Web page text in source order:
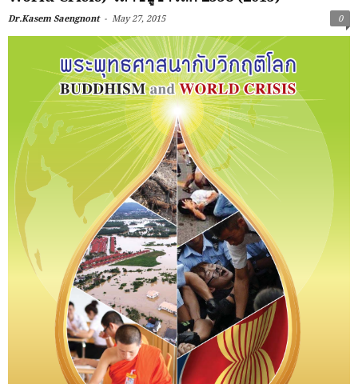
Dr.Kasem Saengnont - May 27, 2015 0